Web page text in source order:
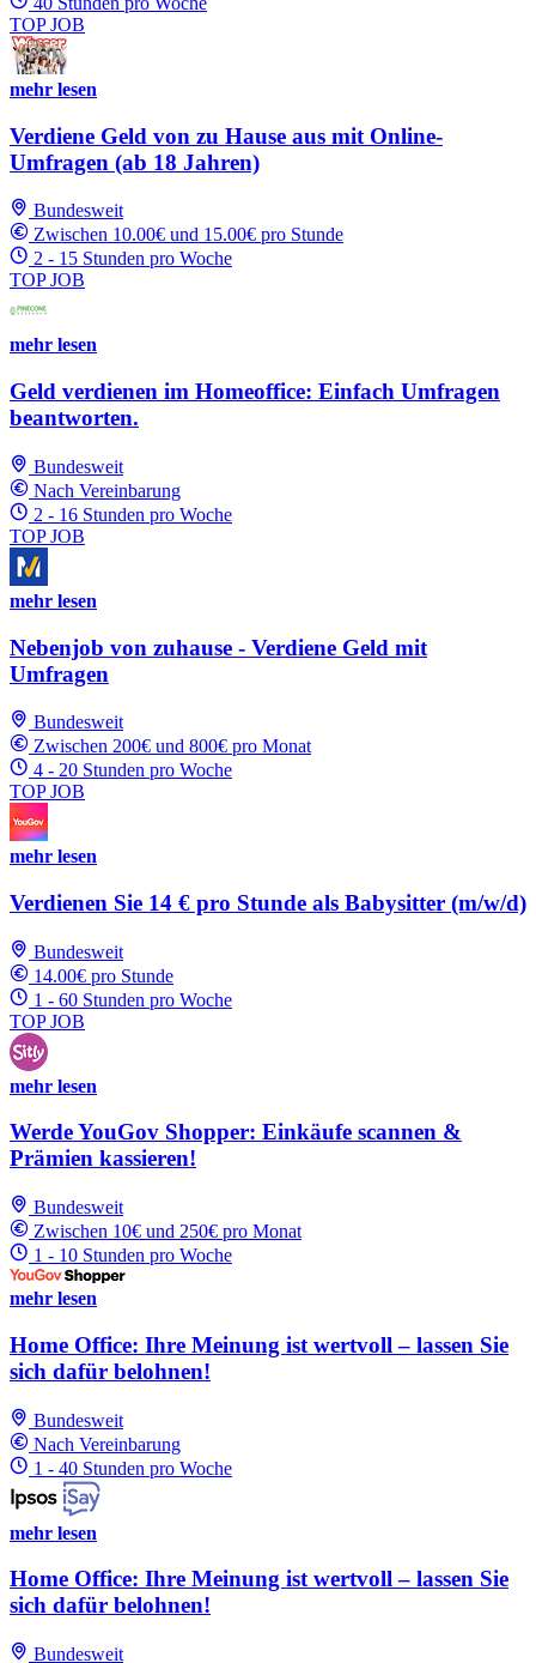
TOP JOB
mehr lesen
Verdiene Geld von zu Hause aus mit Online-
Umfragen (ab 18 Jahren)
Bundesweit
Zwischen 10.00€ und 15.00€ pro Stunde
2 - 15 Stunden pro Woche
TOP JOB
mehr lesen
Geld verdienen im Homeoffice: Einfach Umfragen
beantworten.
Bundesweit
Nach Vereinbarung
2 - 16 Stunden pro Woche
TOP JOB
mehr lesen
Nebenjob von zuhause - Verdiene Geld mit
Umfragen
Bundesweit
Zwischen 200€ und 800€ pro Monat
4 - 20 Stunden pro Woche
TOP JOB
mehr lesen
Verdienen Sie 14 € pro Stunde als Babysitter (m/w/d)
Bundesweit
14.00€ pro Stunde
1 - 60 Stunden pro Woche
TOP JOB
mehr lesen
Werde YouGov Shopper: Einkäufe scannen &
Prämien kassieren!
Bundesweit
Zwischen 10€ und 250€ pro Monat
1 - 10 Stunden pro Woche
mehr lesen
Home Office: Ihre Meinung ist wertvoll – lassen Sie
sich dafür belohnen!
Bundesweit
Nach Vereinbarung
1 - 40 Stunden pro Woche
mehr lesen
Home Office: Ihre Meinung ist wertvoll – lassen Sie
sich dafür belohnen!
Bundesweit